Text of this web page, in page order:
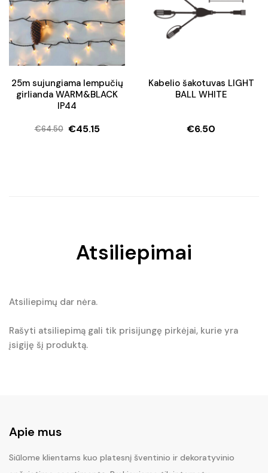
25m sujungiama lempučių
girlianda WARM&BLACK
IP44
€64.50
Original
€45.15
Current
Kabelio šakotuvas LIGHT
BALL WHITE
€6.50
Atsiliepimai
Atsiliepimų dar nėra.
Rašyti atsiliepimą gali tik prisijungę pirkėjai, kurie yra
įsigiję šį produktą.
Apie mus
Siūlome klientams kuo platesnį šventinio ir dekoratyvinio